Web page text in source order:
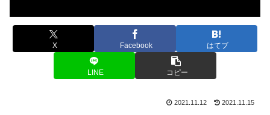
X Facebook はてブ
LINE コピー
2021.11.12 2021.11.15